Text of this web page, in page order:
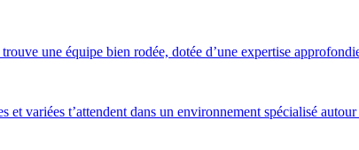
une équipe bien rodée, dotée d’une expertise
et variées t’attendent dans un environnement spécialisé